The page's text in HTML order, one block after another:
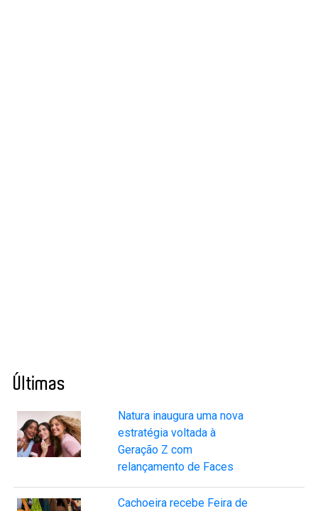
Últimas
Natura inaugura uma nova
estratégia voltada à
Geração Z com
relançamento de Faces
Cachoeira recebe Feira de